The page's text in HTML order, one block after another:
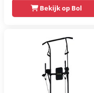
krachtstation -
home gym -
215x111x142
Bekijk op Bol